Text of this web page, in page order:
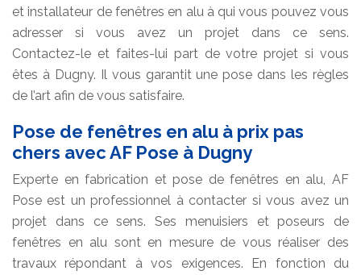
et installateur de fenêtres en alu à qui vous pouvez vous
adresser si vous avez un projet dans ce sens.
Contactez-le et faites-lui part de votre projet si vous
êtes à Dugny. Il vous garantit une pose dans les règles
de l’art afin de vous satisfaire.
Pose de fenêtres en alu à prix pas
chers avec AF Pose à Dugny
Experte en fabrication et pose de fenêtres en alu, AF
Pose est un professionnel à contacter si vous avez un
projet dans ce sens. Ses menuisiers et poseurs de
fenêtres en alu sont en mesure de vous réaliser des
travaux répondant à vos exigences. En fonction du